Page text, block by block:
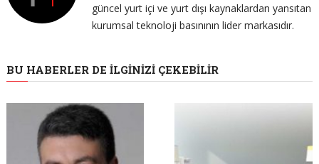
güncel yurt içi ve yurt dışı kaynaklardan yansıtan
kurumsal teknoloji basınının lider markasıdır.
BU HABERLER DE İLGINIZI ÇEKEBILIR